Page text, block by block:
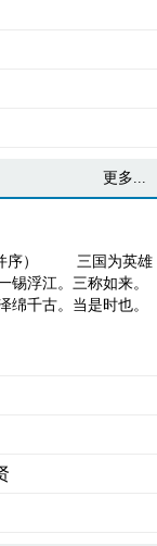
更多...
并序） 三国为英雄
锡浮江。三称如来。
绵千古。当是时也。